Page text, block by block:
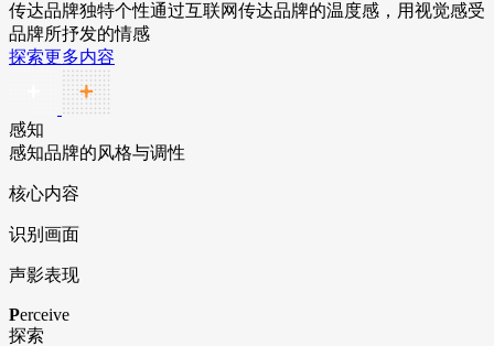
传达品牌独特个性通过互联网传达品牌的温度感，用视觉感受
品牌所抒发的情感
探索更多内容
感知
感知品牌的风格与调性
核心内容
识别画面
声影表现
Perceive
探索